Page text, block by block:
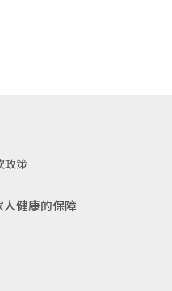
政策
健康的保障